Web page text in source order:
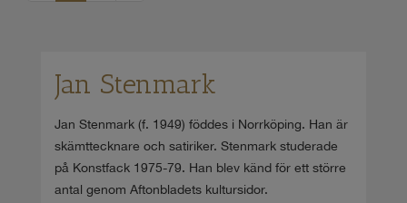
Jan Stenmark
Jan Stenmark (f. 1949) föddes i Norrköping. Han är
skämttecknare och satiriker. Stenmark studerade
på Konstfack 1975-79. Han blev känd för ett större
antal genom Aftonbladets kultursidor.